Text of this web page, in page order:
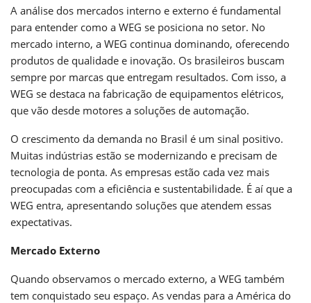
A análise dos mercados interno e externo é fundamental
para entender como a WEG se posiciona no setor. No
mercado interno, a WEG continua dominando, oferecendo
produtos de qualidade e inovação. Os brasileiros buscam
sempre por marcas que entregam resultados. Com isso, a
WEG se destaca na fabricação de equipamentos elétricos,
que vão desde motores a soluções de automação.
O crescimento da demanda no Brasil é um sinal positivo.
Muitas indústrias estão se modernizando e precisam de
tecnologia de ponta. As empresas estão cada vez mais
preocupadas com a eficiência e sustentabilidade. É aí que a
WEG entra, apresentando soluções que atendem essas
expectativas.
Mercado Externo
Quando observamos o mercado externo, a WEG também
tem conquistado seu espaço. As vendas para a América do